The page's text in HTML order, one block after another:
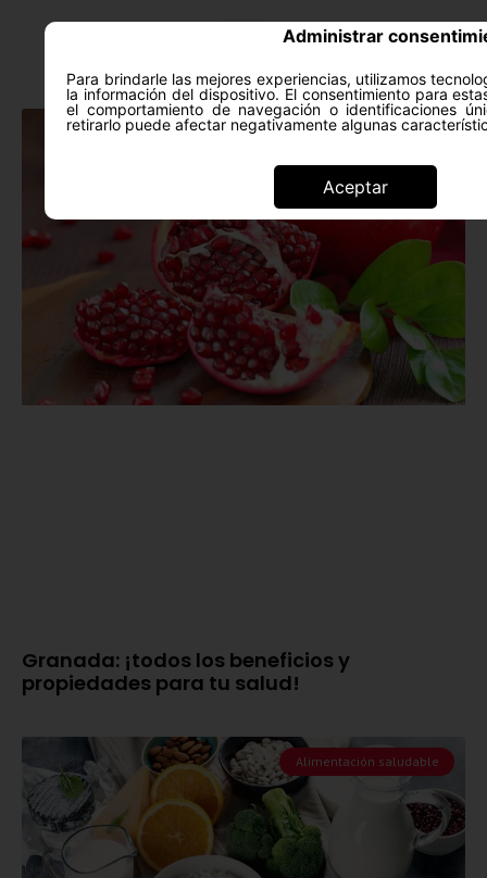
Administrar
Para brindarle las mejores experiencias, utilizamos
la información del dispositivo. El consentimiento para
el comportamiento de navegación o identificaciones
retirarlo puede afectar negativamente algunas
Aceptar
Alimentación saludable
Granada: ¡todos los beneficios y
propiedades para tu salud!
Alimentación saludable